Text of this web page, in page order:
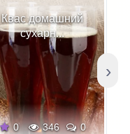
Квас домашний
сухарн...
0 346 0
›